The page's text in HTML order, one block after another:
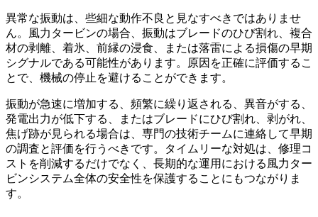
異常な振動は、些細な動作不良と見なすべきではありませ
ん。風力タービンの場合、振動はブレードのひび割れ、複合
材の剥離、着氷、前縁の浸食、または落雷による損傷の早期
シグナルである可能性があります。原因を正確に評価するこ
とで、機械の停止を避けることができます。
振動が急速に増加する、頻繁に繰り返される、異音がする、
発電出力が低下する、またはブレードにひび割れ、剥がれ、
焦げ跡が見られる場合は、専門の技術チームに連絡して早期
の調査と評価を行うべきです。タイムリーな対処は、修理コ
ストを削減するだけでなく、長期的な運用における風力ター
ビンシステム全体の安全性を保護することにもつながりま
す。